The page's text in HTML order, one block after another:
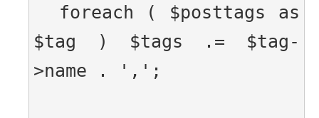
foreach ( $posttags as
$tag ) $tags .= $tag-
>name . ',';